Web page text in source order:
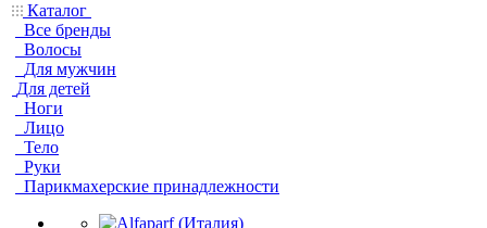
Каталог
Все бренды
Волосы
Для мужчин
Для детей
Ноги
Лицо
Тело
Руки
Парикмахерские принадлежности